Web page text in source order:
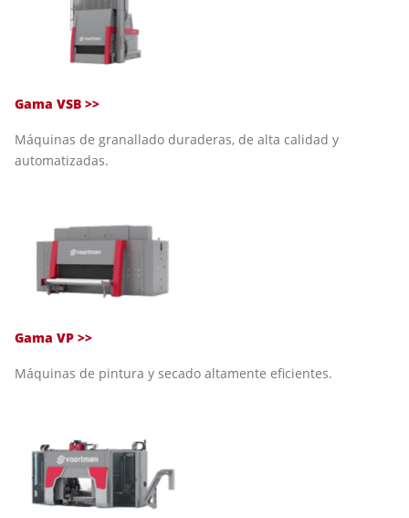
Gama VSB >>
Máquinas de granallado duraderas, de alta calidad y
automatizadas.
Gama VP >>
Máquinas de pintura y secado altamente eficientes.